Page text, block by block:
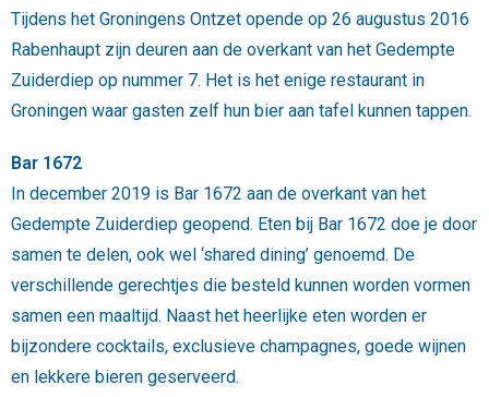
Tijdens het Groningens Ontzet opende op 26 augustus 2016
Rabenhaupt zijn deuren aan de overkant van het Gedempte
Zuiderdiep op nummer 7. Het is het enige restaurant in
Groningen waar gasten zelf hun bier aan tafel kunnen tappen.
Bar 1672
In december 2019 is Bar 1672 aan de overkant van het
Gedempte Zuiderdiep geopend. Eten bij Bar 1672 doe je door
samen te delen, ook wel ‘shared dining’ genoemd. De
verschillende gerechtjes die besteld kunnen worden vormen
samen een maaltijd. Naast het heerlijke eten worden er
bijzondere cocktails, exclusieve champagnes, goede wijnen
en lekkere bieren geserveerd.